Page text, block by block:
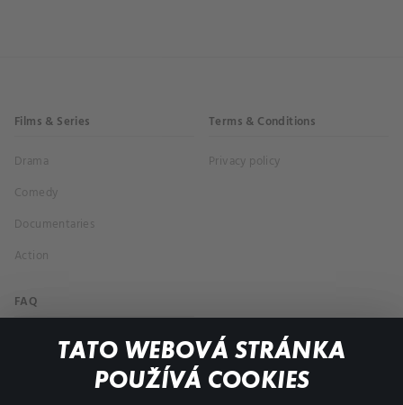
TATO WEBOVÁ STRÁNKA
POUŽÍVÁ COOKIES
Films & Series
Drama
Comedy
Documentaries
Action
Terms & Conditions
Privacy policy
FAQ
My profile